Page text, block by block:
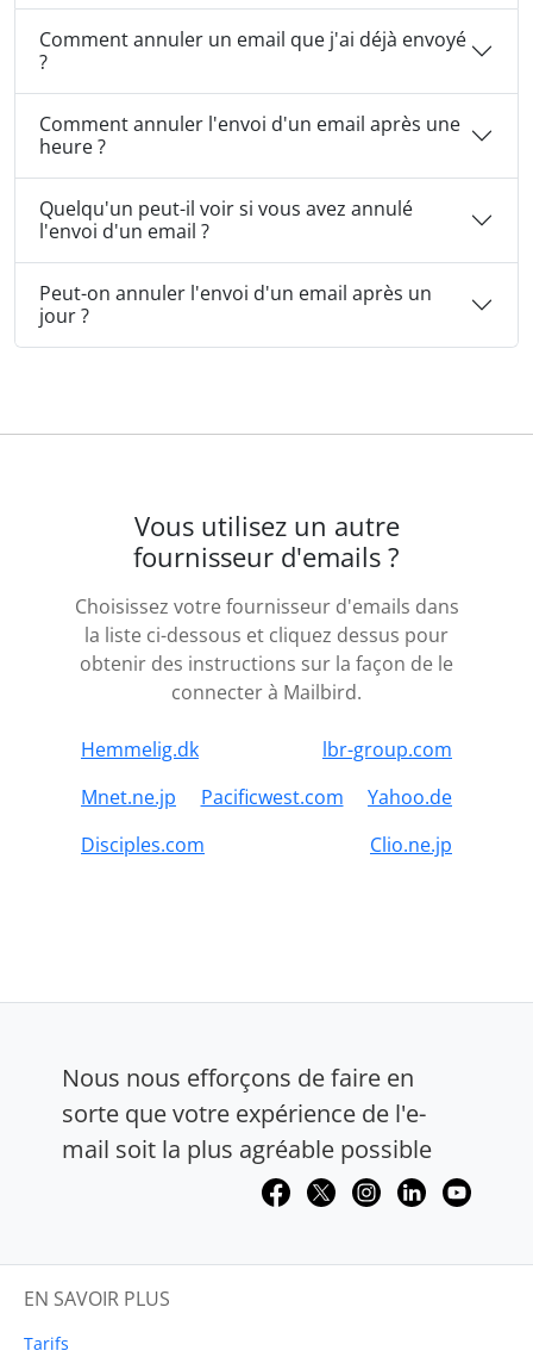
Comment annuler un email que j'ai déjà envoyé
?
Comment annuler l'envoi d'un email après une
heure ?
Quelqu'un peut-il voir si vous avez annulé
l'envoi d'un email ?
Peut-on annuler l'envoi d'un email après un
jour ?
Vous utilisez un autre
fournisseur d'emails ?
Choisissez votre fournisseur d'emails dans
la liste ci-dessous et cliquez dessus pour
obtenir des instructions sur la façon de le
connecter à Mailbird.
Hemmelig.dk
lbr-group.com
Mnet.ne.jp
Pacificwest.com
Yahoo.de
Disciples.com
Clio.ne.jp
Nous nous efforçons de faire en
sorte que votre expérience de l'e-
mail soit la plus agréable possible
EN SAVOIR PLUS
Tarifs